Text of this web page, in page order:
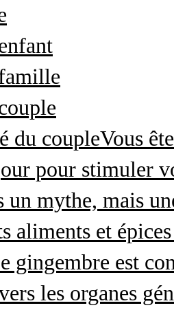
du coupleVous
pour stimuler
un mythe, mais
aliments et
gingembre est
les organes